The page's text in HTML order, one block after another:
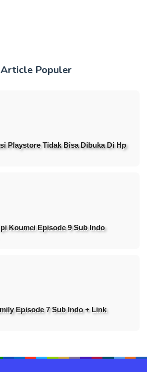
Article Populer
Playstore Tidak Bisa Dibuka Di Hp
Koumei Episode 9 Sub Indo
Episode 7 Sub Indo + Link